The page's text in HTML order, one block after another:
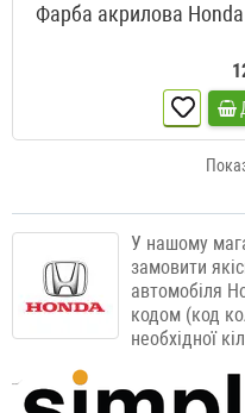
Фарба акрилова Honda
У нашому
замовити
автомобіля
кодом (код
необхідної